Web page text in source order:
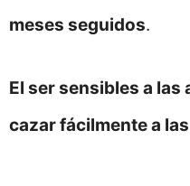
meses seguidos.
El ser sensibles a
cazar fácilmente a